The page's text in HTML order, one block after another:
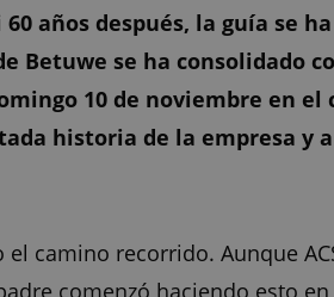
años después, la guía se
Betuwe se ha consolidado
10 de noviembre en el
historia de la empresa y
camino recorrido. Aunque
comenzó haciendo esto